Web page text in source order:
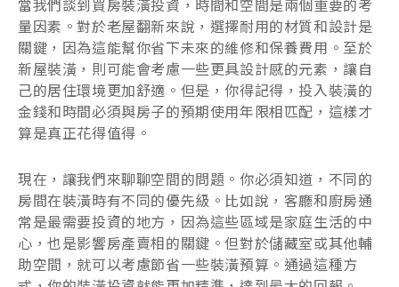
當我們談到買房裝潢投資，時間和空間是兩個重要的考
量因素。對於老屋翻新來說，選擇耐用的材質和設計是
關鍵，因為這能幫你省下未來的維修和保養費用。至於
新屋裝潢，則可能會考慮一些更具設計感的元素，讓自
己的居住環境更加舒適。但是，你得記得，投入裝潢的
金錢和時間必須與房子的預期使用年限相匹配，這樣才
算是真正花得值得。
現在，讓我們來聊聊空間的問題。你必須知道，不同的
房間在裝潢時有不同的優先級。比如說，客廳和廚房通
常是最需要投資的地方，因為這些區域是家庭生活的中
心，也是影響房產賣相的關鍵。但對於儲藏室或其他輔
助空間，就可以考慮節省一些裝潢預算。通過這種方